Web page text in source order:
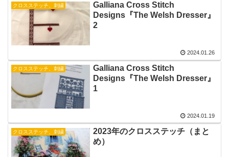
クロスステッチ、刺繍
Galliana Cross Stitch
Designs『The Welsh Dresser』
2
2024.01.26
クロスステッチ、刺繍
Galliana Cross Stitch
Designs『The Welsh Dresser』
1
2024.01.19
クロスステッチ、刺繍
2023年のクロスステッチ（まと
め）